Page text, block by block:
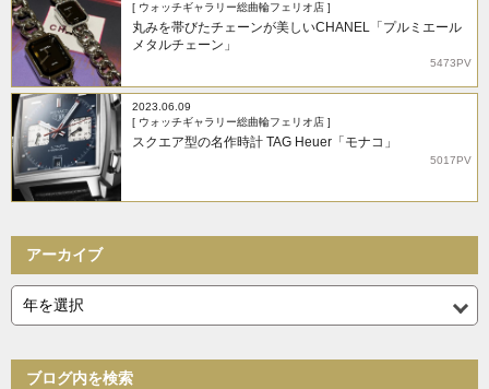
[ ウォッチギャラリー総曲輪フェリオ店 ]
丸みを帯びたチェーンが美しいCHANEL「プルミエール
メタルチェーン」
5473PV
2023.06.09
[ ウォッチギャラリー総曲輪フェリオ店 ]
スクエア型の名作時計 TAG Heuer「モナコ」
5017PV
アーカイブ
ブログ内を検索